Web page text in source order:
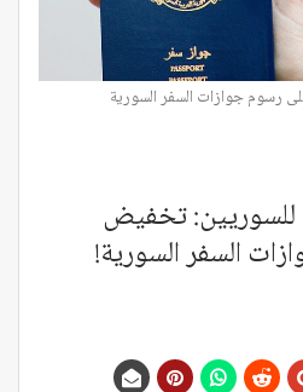
رسوم جوازات السفر السورية
للسوريين: تخفيض
السفر السورية!